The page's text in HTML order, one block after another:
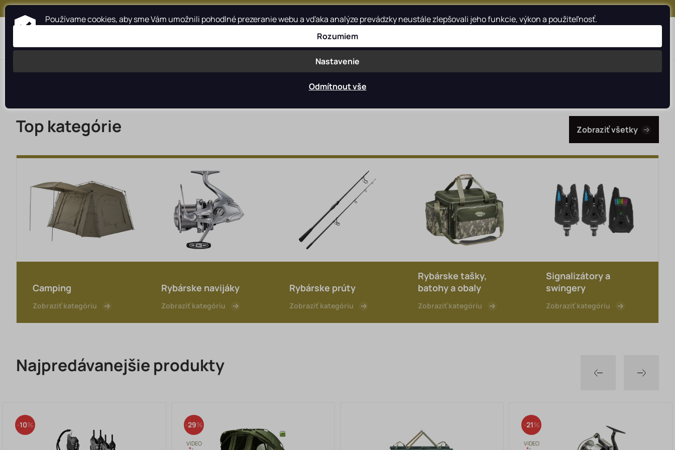
+421 917 159 547
Top kategórie Zobraziť všetky
Camping
Zobraziť kategóriu
Rybárske navijáky
Zobraziť kategóriu
Rybárske prúty
Zobraziť kategóriu
Rybárske tašky,
batohy a obaly
Zobraziť kategóriu
Signalizátory a
swingery
Zobraziť kategóriu
Najpredávanejšie produkty
10 29 21
Používame cookies, aby sme Vám umožnili pohodlné prezeranie webu a vďaka analýze prevádzky neustále zlepšovali jeho funkcie, výkon a použiteľnosť.
Rozumiem
Nastavenie
Odmítnout vše